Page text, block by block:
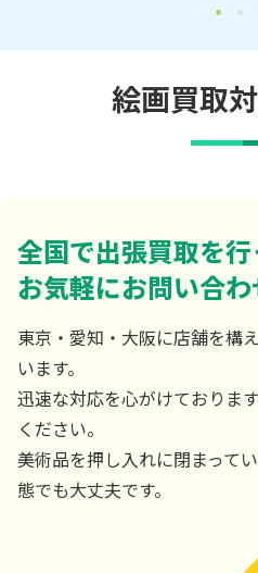
絵画買取
全国で出張買取を
お気軽にお問い合
東京・愛知・大阪に店舗を構
います。
迅速な対応を心がけておりま
ください。
美術品を押し入れに閉まって
態でも大丈夫です。